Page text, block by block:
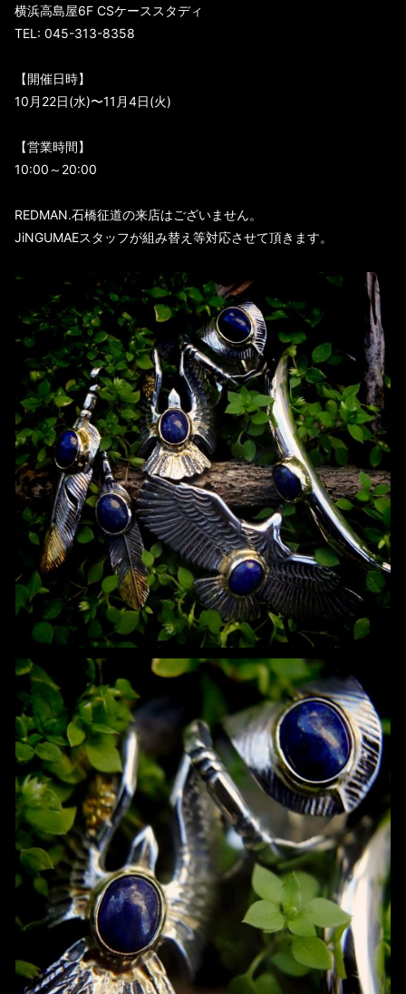
横浜高島屋6F CSケーススタディ
TEL: 045-313-8358
【開催日時】
10月22日(水)〜11月4日(火)
【営業時間】
10:00～20:00
REDMAN.石橋征道の来店はございません。
JiNGUMAEスタッフが組み替え等対応させて頂きます。